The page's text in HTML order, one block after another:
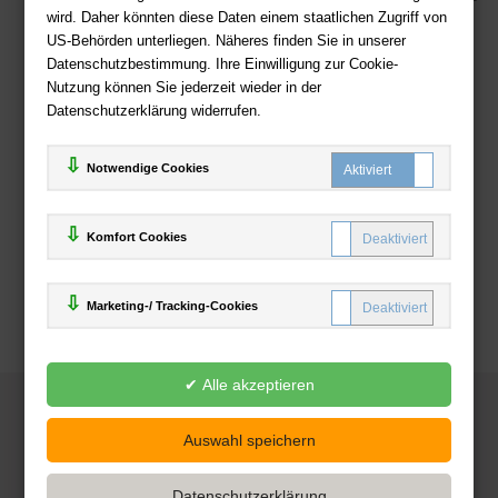
wird. Daher könnten diese Daten einem staatlichen Zugriff von
US-Behörden unterliegen. Näheres finden Sie in unserer
Datenschutzbestimmung. Ihre Einwilligung zur Cookie-
Nutzung können Sie jederzeit wieder in der
Datenschutzerklärung widerrufen.
Notwendige Cookies
Komfort Cookies
Marketing-/ Tracking-Cookies
Zahlweisen
Deutsche-Buchhandlung.de
www.deutsche-buchhandlung.de ist ein Angebot der
Powered by Inooga